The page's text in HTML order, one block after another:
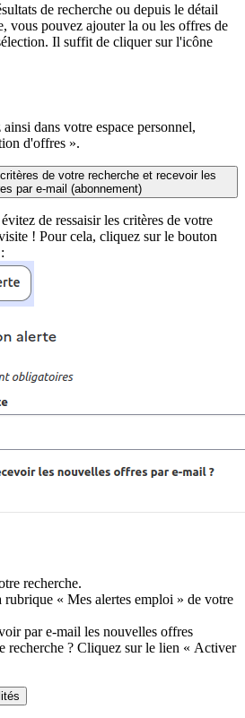
de recherche ou depuis le détail
vous pouvez ajouter la ou les offres de
Il suffit de cliquer sur l'icône
dans votre espace personnel,
d'offres ».
de votre recherche et recevoir les
par e-mail (abonnement)
de ressaisir les critères de votre
! Pour cela, cliquez sur le bouton
recherche.
rubrique « Mes alertes emploi » de votre
par e-mail les nouvelles offres
recherche ? Cliquez sur le lien « Activer